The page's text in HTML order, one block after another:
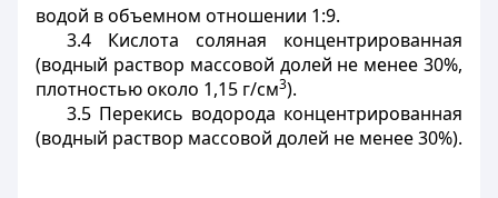
водой в объемном отношении 1:9.
3.4 Кислота соляная концентрированная
(водный раствор массовой долей не менее 30%,
плотностью около 1,15 г/см3).
3.5 Перекись водорода концентрированная
(водный раствор массовой долей не менее 30%).